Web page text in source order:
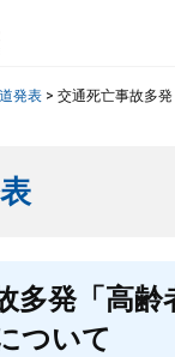
探す
発表 > 交通死亡事故多
多発「高齢
ついて